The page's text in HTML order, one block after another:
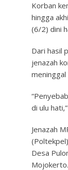
Korban
hingga
(6/2) dini
Dari hasil
jenazah
meninggal
di ulu
Jenazah
Desa
Mojokerto.